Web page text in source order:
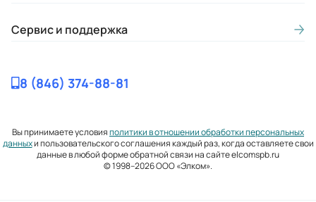
Сервис и поддержка
8 (846) 374-88-81
Вы принимаете условияполитики в отношении обработки персональных
данныхи пользовательского соглашения каждый раз, когда оставляете свои
данные в любой форме обратной связи на сайте elcomspb.ru
© 1998–2026 ООО «Элком».